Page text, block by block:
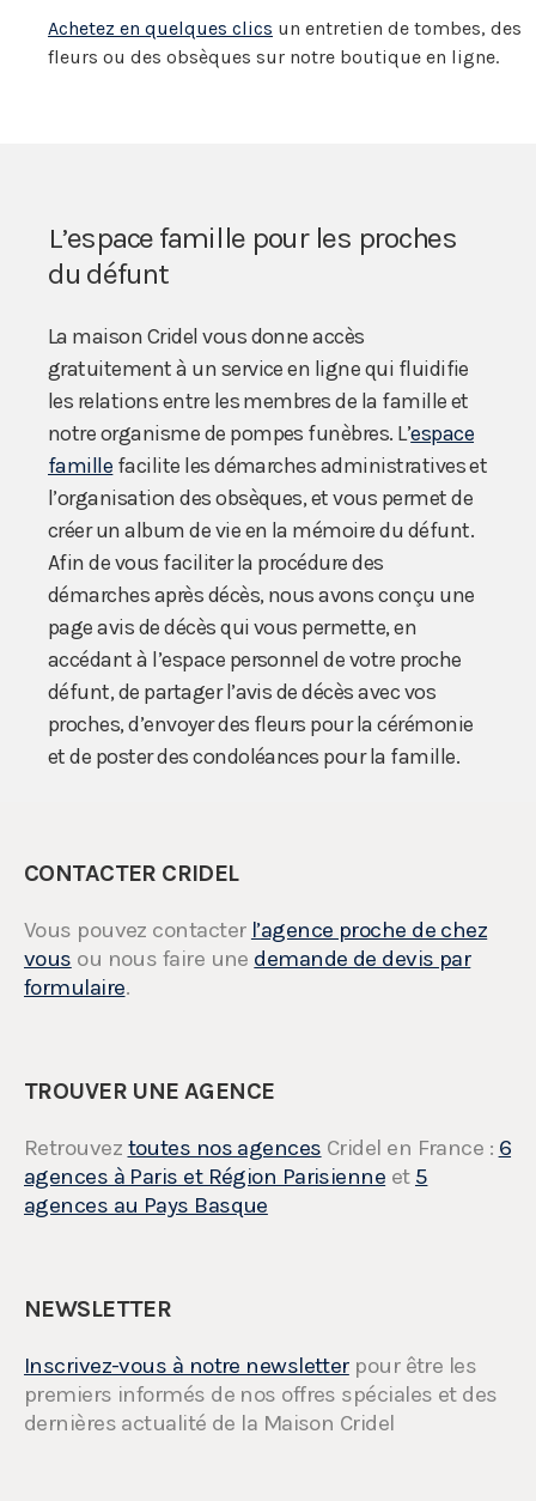
Achetez en quelques clics un entretien de tombes, des
fleurs ou des obsèques sur notre boutique en ligne.
L’espace famille pour les proches
du défunt
La maison Cridel vous donne accès
gratuitement à un service en ligne qui fluidifie
les relations entre les membres de la famille et
notre organisme de pompes funèbres. L’espace
famille facilite les démarches administratives et
l’organisation des obsèques, et vous permet de
créer un album de vie en la mémoire du défunt.
Afin de vous faciliter la procédure des
démarches après décès, nous avons conçu une
page avis de décès qui vous permette, en
accédant à l’espace personnel de votre proche
défunt, de partager l’avis de décès avec vos
proches, d’envoyer des fleurs pour la cérémonie
et de poster des condoléances pour la famille.
CONTACTER CRIDEL
Vous pouvez contacter l’agence proche de chez
vous ou nous faire une demande de devis par
formulaire.
TROUVER UNE AGENCE
Retrouvez toutes nos agences Cridel en France : 6
agences à Paris et Région Parisienne et 5
agences au Pays Basque
NEWSLETTER
Inscrivez-vous à notre newsletterpour être les
premiers informés de nos offres spéciales et des
dernières actualité de la Maison Cridel